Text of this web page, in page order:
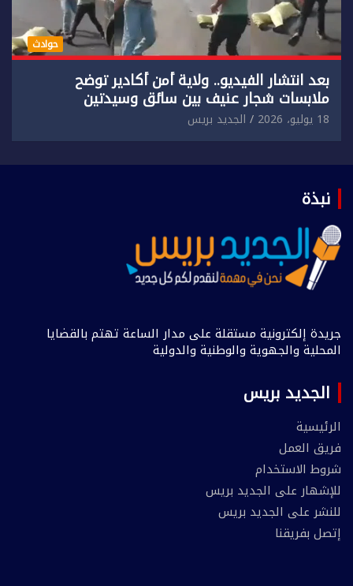
حوادث
بعد انتشار الفيديو.. ولاية أمن أكادير توضح
ملابسات شجار عنيف بين سائق وسيدتين
18 يوليو، 2026 الجديد بريس
نبذة
جريدة إلكترونية مستقلة على مدار الساعة تهتم بالقضايا
المحلية والجهوية والوطنية والدولية
الجديد بريس
الرئيسية
فريق العمل
شروط الاستخدام
للإشهار على الجديد بريس
للنشر على الجديد بريس
إتصل بفريقنا